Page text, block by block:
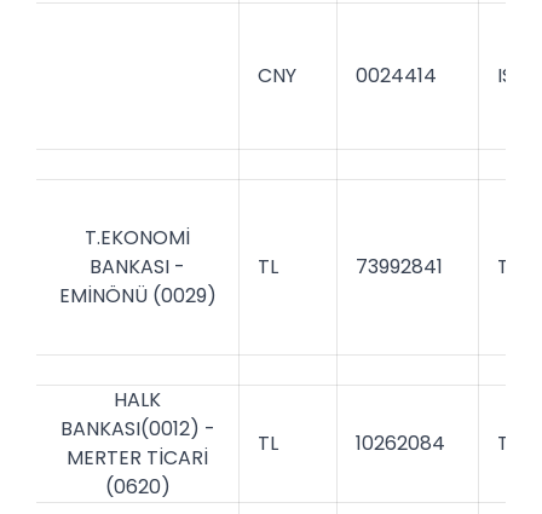
CNY 0024414
T.EKONOMİ
BANKASI -
EMİNÖNÜ (0029)
TL 73992841
HALK
BANKASI(0012) -
MERTER TİCARİ
(0620)
TL 10262084